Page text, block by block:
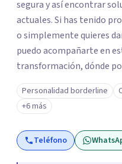
segura y así encontrar
actuales. Si has tenido
o simplemente quieres
puedo acompañarte en
transformación, dónde
que te ha aqueja. Así que
seguro respetuoso y
Personalidad borderline
+6 más
Teléfono